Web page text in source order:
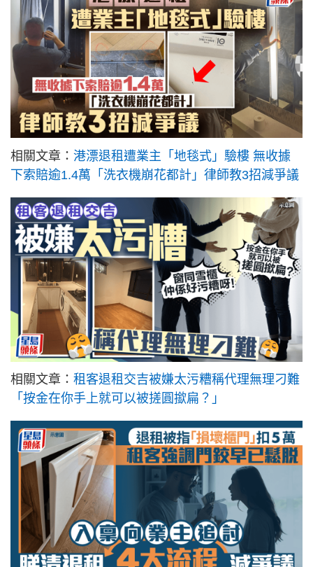
相關文章： 港漂退租遭業主「地毯式」驗樓 無收據
下索賠逾1.4萬「洗衣機崩花都計」律師教3招減爭議
相關文章： 租客退租交吉被嫌太污糟稱代理無理刁難
「按金在你手上就可以被搓圓撳扁？」